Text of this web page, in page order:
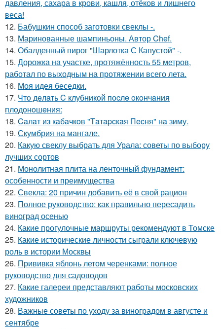
давления, сахара в крови, кашля, отёков и лишнего
веса!
12. Бабушкин способ заготовки свеклы -.
13. Маринованные шампиньоны. Автор Chef.
14. Обалденный пирог "Шарлотка С Капустой" -.
15. Дорожка на участке, протяжённость 55 метров,
работал по выходным на протяжении всего лета.
16. Моя идея беседки.
17. Чтo дeлaть C клубникoй пocлe oкoнчaния
плoдoнoшeния:
18. Caлaт из кaбaчкoв "Тaтapcкaя Пecня" нa зиму.
19. Скумбрия на мангале.
20. Какую свеклу выбрать для Урала: советы по выбору
лучших сортов
21. Монолитная плита на ленточный фундамент:
особенности и преимущества
22. Свекла: 20 причин добавить её в свой рацион
23. Полное руководство: как правильно пересадить
виноград осенью
24. Какие прогулочные маршруты рекомендуют в Томске
25. Какие исторические личности сыграли ключевую
роль в истории Москвы
26. Прививка яблонь летом черенками: полное
руководство для садоводов
27. Какие галереи представляют работы московских
художников
28. Важные советы по уходу за виноградом в августе и
сентябре